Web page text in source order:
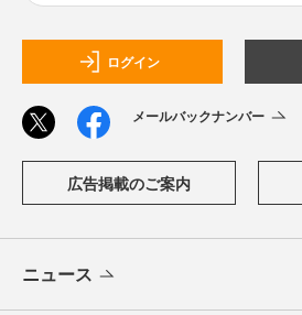
ログイン
メールバックナンバー
広告掲載のご案内
ニュース